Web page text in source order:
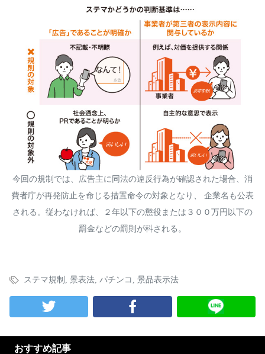
今回の規制では、広告主に同法の違反行為が確認された場合、消
費者庁が再発防止を命じる措置命令の対象となり、 企業名も公表
される。従わなければ、２年以下の懲役または３００万円以下の
罰金などの罰則が科される。
ステマ規制 景表法 パチンコ 景品表示法
おすすめ記事